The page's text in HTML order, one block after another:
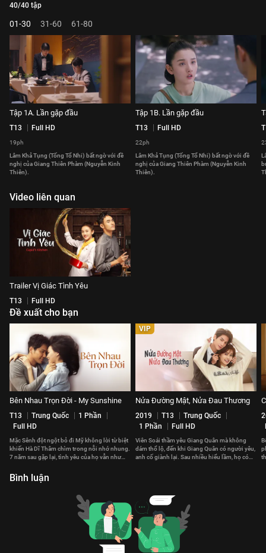
40/40 tập
01-30 31-60 61-80
Tập 1A. Lần gặp đầu
T13 Full HD
19ph
Lâm Khả Tụng (Tống Tổ Nhi) bất ngờ với đề
nghị của Giang Thiên Phàm (Nguyễn Kinh
Thiên).
Tập 1B. Lần gặp đầu
T13 Full HD
22ph
Lâm Khả Tụng (Tống Tổ Nhi) bất ngờ với đề
nghị của Giang Thiên Phàm (Nguyễn Kinh
Thiên).
Video liên quan
Trailer Vị Giác Tình Yêu
T13 Full HD
Đề xuất cho bạn
Bên Nhau Trọn Đời - My Sunshine
T13 Trung Quốc
1 Phần
Full HD
Mặc Sênh đột ngột bỏ đi Mỹ không lời từ biệt
khiến Hà Dĩ Thâm chìm trong nỗi nhớ nhung.
7 năm sau gặp lại, tình yêu của họ vẫn như
VIP
Nửa Đường Mật, Nửa Đau Thương
2019 T13
Trung Quốc
1 Phần
Full HD
Viên Soái thầm yêu Giang Quân mà không
dám thổ lộ, đến khi Giang Quân có người yêu,
anh cố giành lại. Sau nhiều hiểu lầm, họ có
Bình luận